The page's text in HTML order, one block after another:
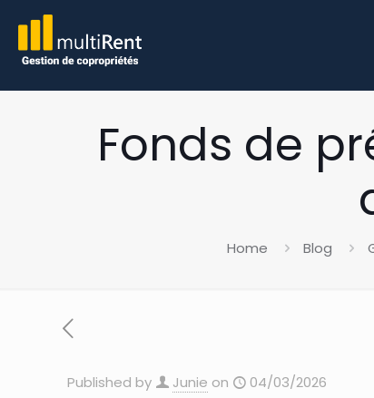
Fonds de
Home Blog
Published by Junie on 04/03/2026